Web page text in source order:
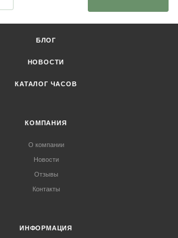
БЛОГ
НОВОСТИ
КАТАЛОГ ЧАСОВ
КОМПАНИЯ
О компании
Новости
Отзывы
Контакты
ИНФОРМАЦИЯ